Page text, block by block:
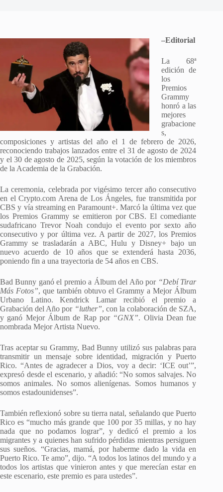
–Editorial
La 68ª
edición de
los
Premios
Grammy
honró a las
mejores
grabacione
s,
composiciones y artistas del año el 1 de febrero de 2026,
reconociendo trabajos lanzados entre el 31 de agosto de 2024
y el 30 de agosto de 2025, según la votación de los miembros
de la Academia de la Grabación.
La ceremonia, celebrada por vigésimo tercer año consecutivo
en el Crypto.com Arena de Los Ángeles, fue transmitida por
CBS y vía streaming en Paramount+. Marcó la última vez que
los Premios Grammy se emitieron por CBS. El comediante
sudafricano Trevor Noah condujo el evento por sexto año
consecutivo y por última vez. A partir de 2027, los Premios
Grammy se trasladarán a ABC, Hulu y Disney+ bajo un
nuevo acuerdo de 10 años que se extenderá hasta 2036,
poniendo fin a una trayectoria de 54 años en CBS.
Bad Bunny ganó el premio a Álbum del Año por “Debí Tirar
Más Fotos”, que también obtuvo el Grammy a Mejor Álbum
Urbano Latino. Kendrick Lamar recibió el premio a
Grabación del Año por “luther”, con la colaboración de SZA,
y ganó Mejor Álbum de Rap por “GNX”. Olivia Dean fue
nombrada Mejor Artista Nuevo.
Tras aceptar su Grammy, Bad Bunny utilizó sus palabras para
transmitir un mensaje sobre identidad, migración y Puerto
Rico. “Antes de agradecer a Dios, voy a decir: ‘ICE out’”,
expresó desde el escenario, y añadió: “No somos salvajes. No
somos animales. No somos alienígenas. Somos humanos y
somos estadounidenses”.
También reflexionó sobre su tierra natal, señalando que Puerto
Rico es “mucho más grande que 100 por 35 millas, y no hay
nada que no podamos lograr”, y dedicó el premio a los
migrantes y a quienes han sufrido pérdidas mientras persiguen
sus sueños. “Gracias, mamá, por haberme dado la vida en
Puerto Rico. Te amo”, dijo. “A todos los latinos del mundo y a
todos los artistas que vinieron antes y que merecían estar en
este escenario, este premio es para ustedes”.